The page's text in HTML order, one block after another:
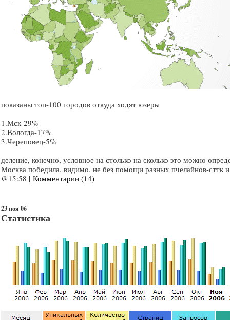
показаны топ-100 городов откуда ходят юзеры
1.Мск-29%
2.Вологда-17%
3.Череповец-5%
деление, конечно, условное на столько на сколько это можно
Москва победила, видимо, не без помощи разных пчелайнов-сттк
@15:58 | Комментарии (14)
23 ноя 06
Статистика